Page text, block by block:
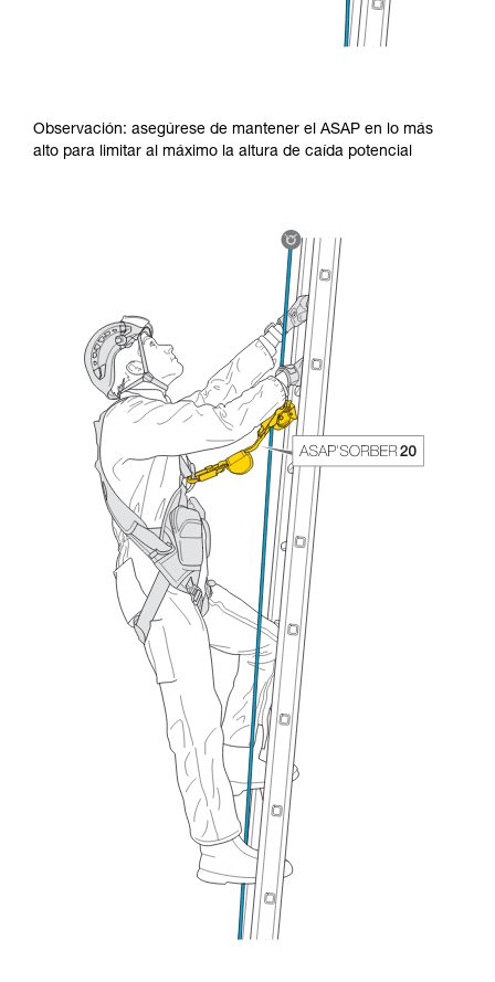
Observación: asegúrese de mantener el ASAP en lo más
alto para limitar al máximo la altura de caída potencial